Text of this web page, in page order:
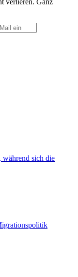
verlieren. Ganz
während sich die